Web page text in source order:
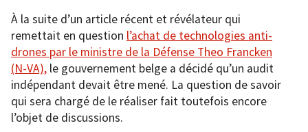
À la suite d’un article récent et révélateur qui
remettait en question l’achat de technologies anti-
drones par le ministre de la Défense Theo Francken
(N-VA), le gouvernement belge a décidé qu’un audit
indépendant devait être mené. La question de savoir
qui sera chargé de le réaliser fait toutefois encore
l’objet de discussions.